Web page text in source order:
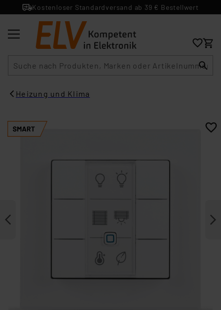
Kostenloser Standardversand ab 39 € Bestellwert
Heizung und Klima